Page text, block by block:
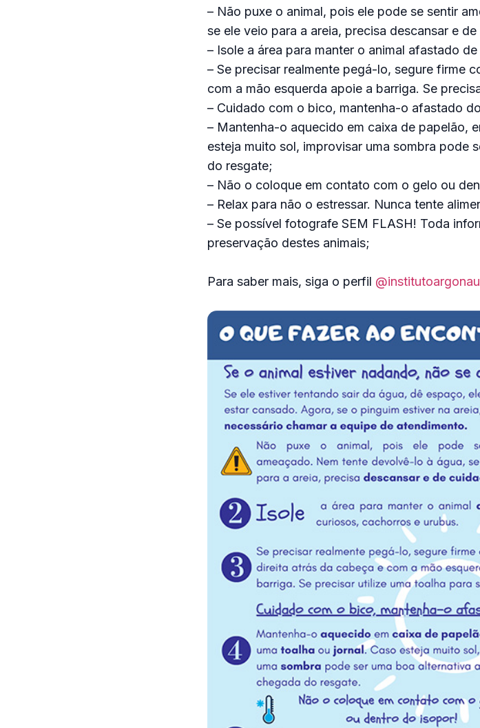
– Não puxe o animal, pois ele pode se sentir
se ele veio para a areia, precisa descansar e
– Isole a área para manter o animal afastado
– Se precisar realmente pegá-lo, segure firme
com a mão esquerda apoie a barriga. Se
– Cuidado com o bico, mantenha-o afastado
– Mantenha-o aquecido em caixa de papelão,
esteja muito sol, improvisar uma sombra pode
do resgate;
– Não o coloque em contato com o gelo ou
– Relax para não o estressar. Nunca tente
– Se possível fotografe SEM FLASH! Toda
preservação destes animais;
Para saber mais, siga o perfil